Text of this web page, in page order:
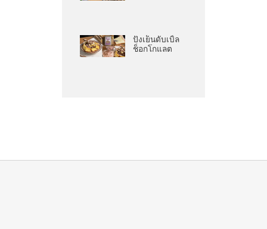
ปังเย็นดับเบิ้ล
ช็อกโกแลต